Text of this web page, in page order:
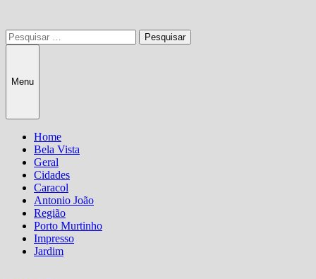
Pesquisar
por:
Menu
Home
Bela Vista
Geral
Cidades
Caracol
Antonio João
Região
Porto Murtinho
Impresso
Jardim